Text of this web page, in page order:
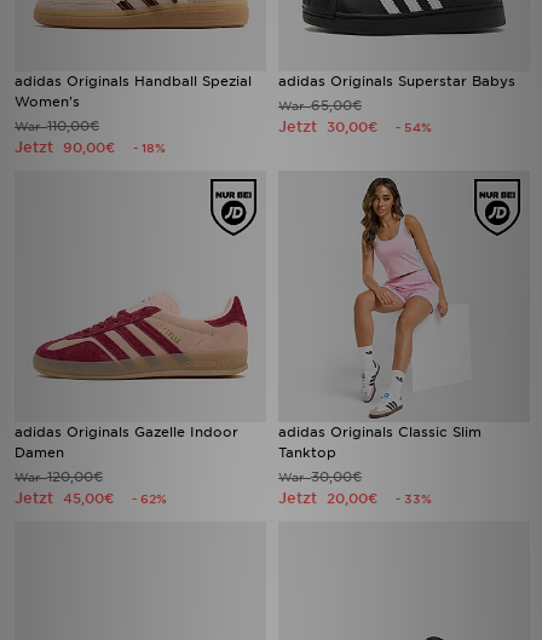
adidas Originals Handball Spezial
Women's
War110,00€
Jetzt 90,00€ - 18%
adidas Originals Superstar Babys
War65,00€
Jetzt 30,00€ - 54%
adidas Originals Gazelle Indoor
Damen
War120,00€
Jetzt 45,00€ - 62%
adidas Originals Classic Slim
Tanktop
War30,00€
Jetzt 20,00€ - 33%